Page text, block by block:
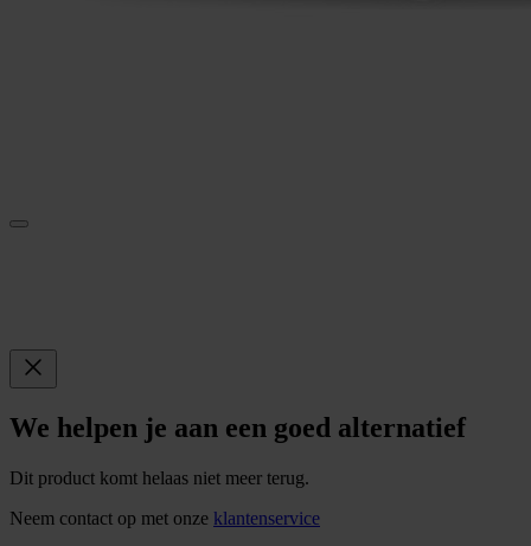
We helpen je aan een goed alternatief
Dit product komt helaas niet meer terug.
Neem contact op met onze klantenservice